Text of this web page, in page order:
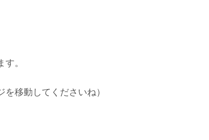
。
を移動してくださいね）